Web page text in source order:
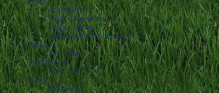
Anmeldelser
Odds: 10 gode råd
Odds: Ordbog
Odds: Guide til bonusser
Services
Live score
Annoncering
Mere info
Kontakt
Kontakt os